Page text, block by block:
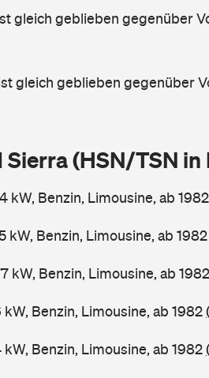
gleich geblieben gegenüber
gleich geblieben gegenüber
(HSN/TSN
kW, Benzin, Limousine, ab 1982
kW, Benzin, Limousine, ab 1982
kW, Benzin, Limousine, ab 1982
Benzin, Limousine, ab 1982
Benzin, Limousine, ab 1982